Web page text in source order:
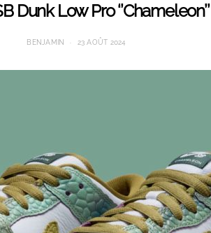
Dunk Low Pro
BENJAMIN 23 AOÛT 2024